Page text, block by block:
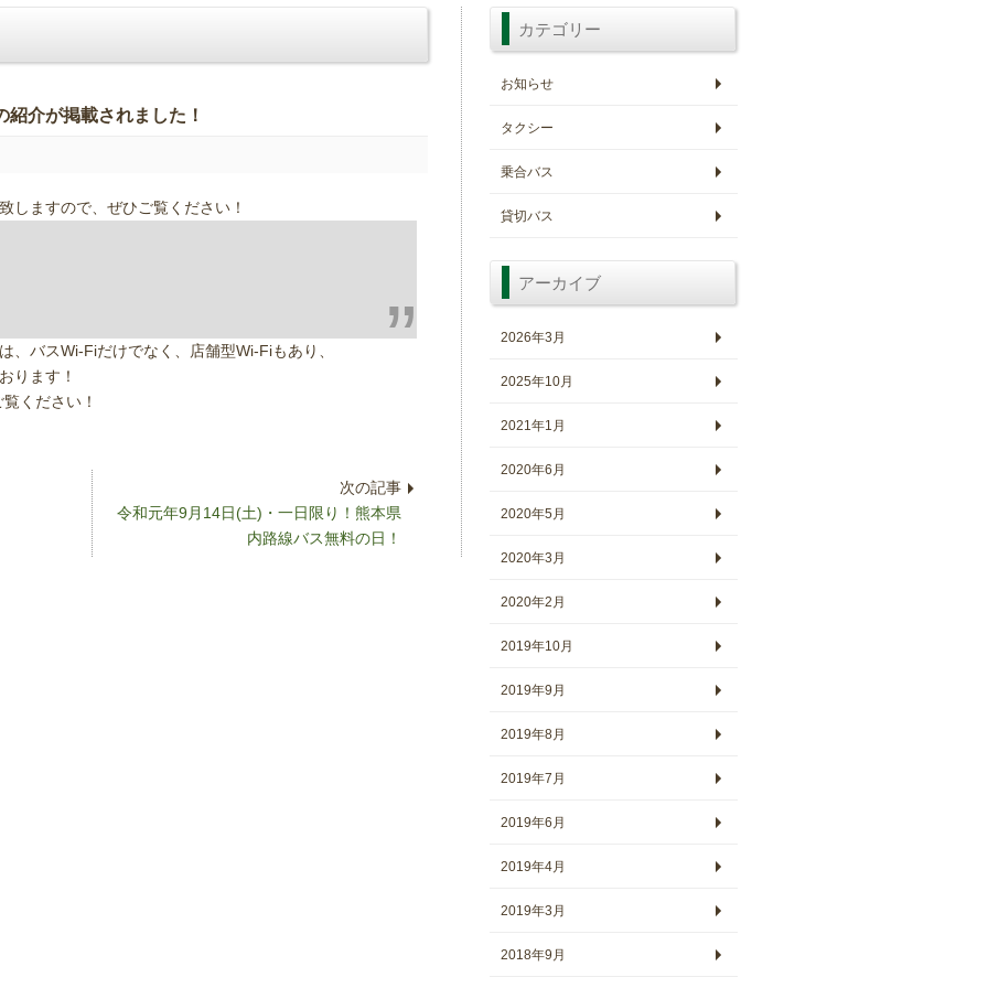
介が掲載されました！
しますので、ぜひご覧ください！
、バスWi-Fiだけでなく、店舗型Wi-Fiもあり、
ります！
ください！
令和元年9月14日(土)・一日限り！熊本県
内路線バス無料の日！
カテゴリー
お知らせ
タクシー
乗合バス
貸切バス
アーカイブ
2026年3月
2025年10月
2021年1月
2020年6月
2020年5月
2020年3月
2020年2月
2019年10月
2019年9月
2019年8月
2019年7月
2019年6月
2019年4月
2019年3月
2018年9月